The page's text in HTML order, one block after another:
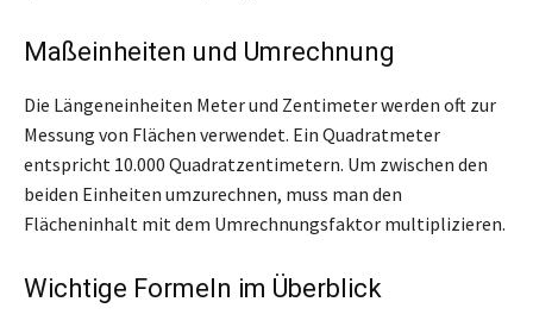
Maßeinheiten und Umrechnung
Die Längeneinheiten Meter und Zentimeter werden oft zur
Messung von Flächen verwendet. Ein Quadratmeter
entspricht 10.000 Quadratzentimetern. Um zwischen den
beiden Einheiten umzurechnen, muss man den
Flächeninhalt mit dem Umrechnungsfaktor multiplizieren.
Wichtige Formeln im Überblick